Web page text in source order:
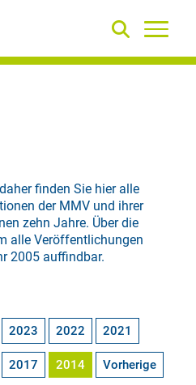
finden Sie hier alle
der MMV und ihrer
zehn Jahre. Über die
alle Veröffentlichungen
2005 auffindbar.
2023 2022 2021
2017 2014 Vorherige